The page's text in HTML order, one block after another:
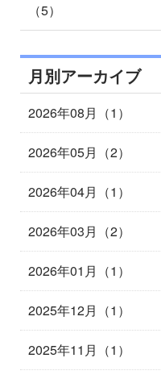
（5）
月別アーカイブ
2026年08月（1）
2026年05月（2）
2026年04月（1）
2026年03月（2）
2026年01月（1）
2025年12月（1）
2025年11月（1）